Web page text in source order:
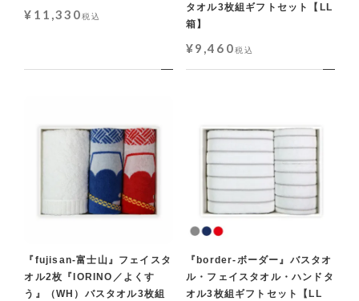
¥ 11,330税込
タオル3枚組ギフトセット【LL
箱】
¥9,460税込
『fujisan-富士山』フェイスタ
オル2枚『IORINO／よくす
う』（WH）バスタオル3枚組
『border-ボーダー』バスタオ
ル・フェイスタオル・ハンドタ
オル3枚組ギフトセット【LL